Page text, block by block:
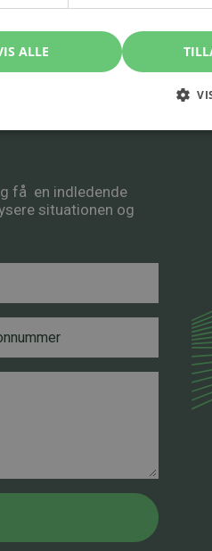
kontakt
få en indledende
situationen og
ALLE